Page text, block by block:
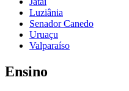
Luziânia
Senador Canedo
Uruaçu
Valparaíso
Ensino